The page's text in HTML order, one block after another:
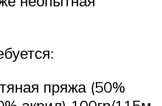
пряжа (50%